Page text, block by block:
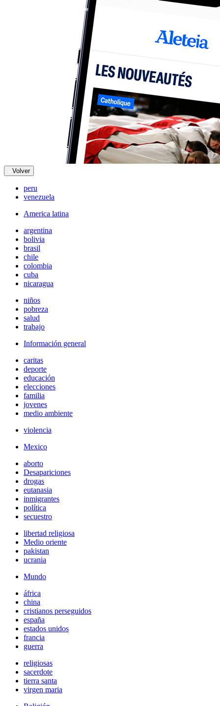
Volver
peru
venezuela
America latina
argentina
bolivia
brasil
chile
colombia
cuba
nicaragua
niños
pobreza
salud
trabajo
Información general
caritas
deporte
educación
elecciones
familia
jovenes
medio ambiente
violencia
Mexico
aborto
Desapariciones
drogas
eutanasia
inmigrantes
política
secuestro
libertad religiosa
Medio oriente
pakistan
ucrania
Mundo
áfrica
china
cristianos perseguidos
españa
estados unidos
francia
guerra
religiosas
sacerdote
tierra santa
virgen maria